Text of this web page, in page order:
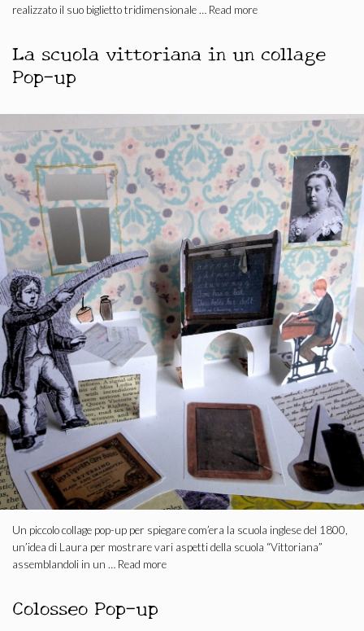
realizzato il suo biglietto tridimensionale … Read more
La scuola vittoriana in un collage
Pop-up
Un piccolo collage pop-up per spiegare com’era la scuola inglese del 1800,
un’idea di Laura per mostrare vari aspetti della scuola “Vittoriana”
assemblandoli in un … Read more
Colosseo Pop-up